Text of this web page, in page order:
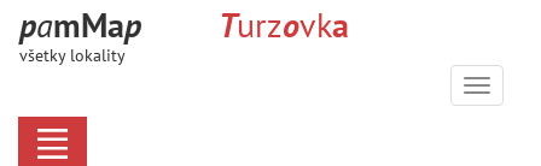
pamMap
všetky lokality
Turzovka
Menu